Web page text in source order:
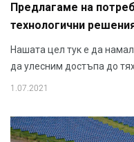
Предлагаме на
технологични
Нашата цел тук е да
да улесним достъпа до
1.07.2021